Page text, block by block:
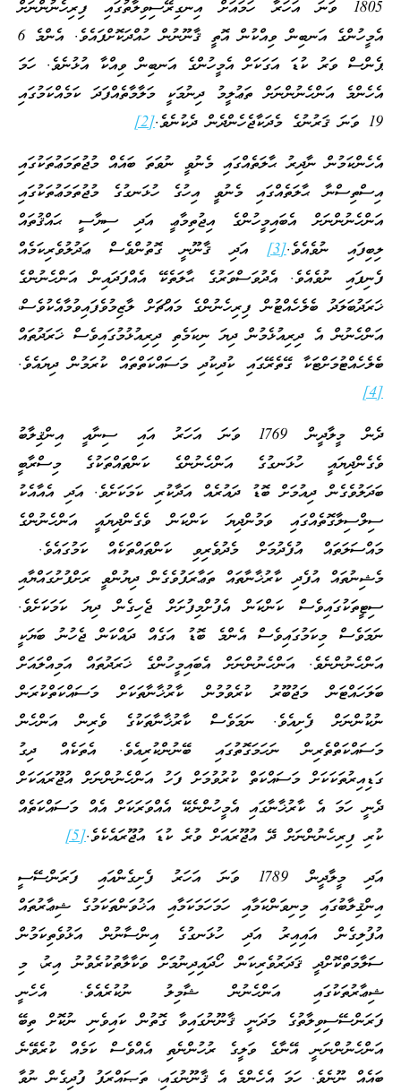
1805 ވަނަ އަހަރާ ހަމައަށް އިނގިރޭސިވިލާތުގައި ފިރިހެނުންނަށް
އެމީހުންގެ އަނބިން ވިއްކުން އޮތީ ޤާނޫނުން ހުއްދަކޮށްފައެވެ. އެންމެ 6
ޕެންސް ވަރު ކުޑަ އަގަކަށް އެމީހުންގެ އަނބިން ވިއްކާ އުޅުނެވެ. ހަމަ
އެހެންމެ އަންހެނުންނަށް ތަޢުލީމު ދިނުމަކީ މަލާމާތެއްފަދަ ކަމެއްކަމުގައި
19 ވަނަ ޤަރުނުގެ މެދަކާޖެހެންދެން ދެކުނެވެ.
[2]
އެހެންކަމުން ނާދިރު ޙާލަތެއްގައި މެނުވީ ނުވަތަ ބައެއް މުޖުތަމަޢުތަކުގައި
އިސްތިސްނާ ޙާލަތެއްގައި މެނުވީ އިހުގެ ހުޅަނގުގެ މުޖުތަމަޢުތަކުގައި
އަންހެނުންނަށް އެބައިމީހުންގެ އިޖުތިމާޢީ އަދި ސިޔާސީ ޙައްޤުތައް
ލިބިފައި ނުވެއެވެ.[3]
އަދި ޤާނޫނީ ގޮތުންވެސް ޢަދުލުވެރިކަމެއް
ފެނިފައި ނުވެއެވެ. އެދުވަސްވަރުގެ ޙާލަތެކޭ އެއްފަދައިން އަންހެނުންގެ
ޚަރަދުބަލަދު ބެލެހެއްޓުން ފިރިހެނުންގެ މައްޗަށް ލާޒިމުވެފައިވުމާއެކުވެސް،
އަންހެނުން އެ ދިރިއުޅެމުން ދިޔަ ނިކަމެތި ދިރިއުޅުމުގައިވެސް ޚަރަދުތައް
ބެލެހެއްޓުމަށްޓަކާ ގޭތެރޭގައި ކުދިކުދި މަސައްކަތްތައް ކުރަމުން ދިޔައެވެ.
[4]
ދެން މީލާދީން 1769 ވަނަ އަހަރު އައި ސިނާއީ އިންޤިލާބު
ވެގެންދިޔައީ ހުޅަނގުގެ އަންހެނުންގެ ކަންތައްތަކުގެ މިސްރާބީ
ބަދަލުވެގެން ދިއުމަށް ބޮޑު ދައުރެއް އަދާކުރި ކަމަކަށެވެ. އަދި އެއާއެކު
ސިލްސިލާގޮތެއްގައި ވަމުންދިޔަ ކަންކަން ވެގެންދިޔައީ އަންހެނުންގެ
މައްސަލަތައް އުފެދުމަށް މެދުވެރިވި ކަންތައްތަކެއް ކަމުގައެވެ.
މެޝިނުތައް އުފެދި ކާރުޚާނާތައް ތަޢާރަފުވެގެން ދިޔުންވީ ރަށްފުށުގައްޔާއި
ސިޓީތަކުގައިވެސް ކަންކަން އެފުށްމިފުށަށް ޖެހިގެން ދިޔަ ކަމަކަށެވެ.
ނަމަވެސް މިކަމުގައިވެސް އެންމެ ބޮޑު އަގެއް ދައްކަން ޖެހުނު ބަޔަކީ
އަންހެނުންނެވެ. އަންހެނުންނަށް އެބައިމީހުންގެ ޚަރަދުތައް އަމިއްލައަށް
ބަލަހައްޓަން މަޖުބޫރު ކުރެވުމުން ކާރުޚާނާތަކަށް މަސައްކަތްކުރަން
ނުކުންނަށް ފެށިއެވެ. ނަމަވެސް ކާރުޚާނާތަކުގެ ވެރިން އަންހެން
މަސައްކަތްތެރިން ނަހަމަގޮތުގައި ބޭނުންކުރިއެވެ. އެތަކެއް ދިގު
ގަޑިއިރުތަކަކަށް މަސައްކަތް ކުރުވުމަށް ފަހު އަންހެނުންނަށް އުޖޫރައަކަށް
ދެނީ ހަމަ އެ ކާރުޚާނާގައި އެމީހުންނެކޭ އެއްވަރަކަށް އެއް މަސައްކަތެއް
ކުރި ފިރިހެނުންނަށް ދޭ އުޖޫރައަށް ވުރެ ކުޑަ އުޖޫރައެކެވެ.[5]
އަދި މީލާދީން 1789 ވަނަ އަހަރު ފެށިގެންއައި ފަރަންސޭސީ
އިންޤިލާބުގައި މިނިވަންކަމާއި ހަމަހަމަކަމާއި އަޚުވަންތަކަމުގެ ޝިޢާރުތައް
އުފުލިގެން އައިއިރު އަދި ހުޅަނގުގެ އިންސާނުން އަޅުވެތިކަމުން
ސަލާމަތްކޮށްދީ ޤަދަރުވެރިކަން ހޯދައިދިނުމަށް ވަކާލާތުކުރެވުނު އިރު، މި
ޝިޢާރުތަކުގައި އަންހެނުން ޝާމިލު ނުކުރެއެވެ. އެހެނީ
ފަރަންސޭސިވިލާތުގެ މަދަނީ ޤާނޫނުގައިވާ ގޮތުން ކައިވެނި ނުކޮށް ތިބޭ
އަންހެނުންނަނީ އޭނާގެ ވަލީގެ ރުހުންނެތި އެއްވެސް ކަމެއް ކުރެވޭނެ
ބައެއް ނޫނެވެ. ހަމަ އެހެންމެ އެ ޤާނޫނުގައި، ތަޞައްރަފު ފުދިގެން ނުވާ